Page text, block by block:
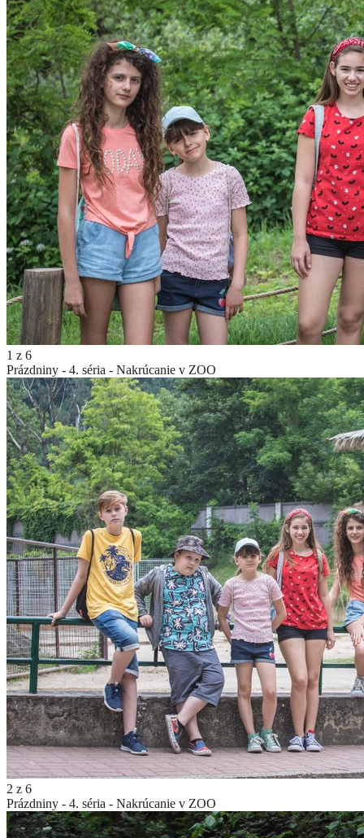
1 z 6
Prázdniny - 4. séria - Nakrúcanie v ZOO
2 z 6
Prázdniny - 4. séria - Nakrúcanie v ZOO